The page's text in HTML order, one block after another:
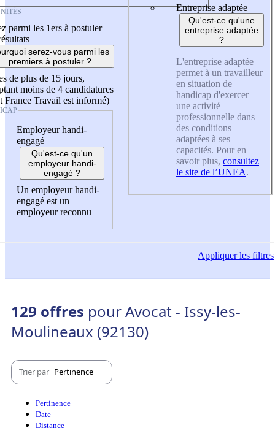
parmi les 1ers à postuler
serez-vous parmi les
premiers à postuler ?
de plus de 15 jours,
moins de 4 candidatures
France Travail est informé)
Employeur handi-
engagé
Qu'est-ce qu'un
employeur handi-
engagé ?
Un employeur handi-
engagé est un
employeur reconnu
Entreprise adaptée
Qu'est-ce qu'une
entreprise adaptée
?
L'entreprise adaptée
permet à un travailleur
en situation de
handicap d'exercer
une activité
professionnelle dans
des conditions
adaptées à ses
capacités. Pour en
savoir plus, consultez
le site de l’UNEA.
Appliquerles filtres
129 offres pour Avocat - Issy-les-
Moulineaux (92130)
Trier par Pertinence
Pertinence
Date
Distance